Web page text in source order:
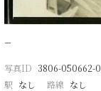
−
写真ID 3806-050662-0
駅 なし 路線 なし